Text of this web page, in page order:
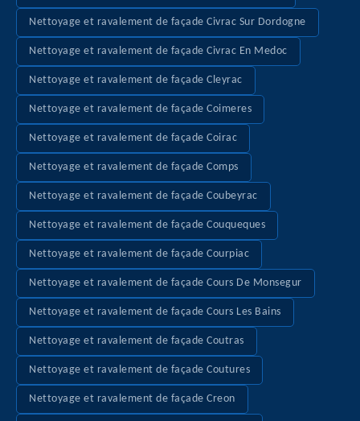
Nettoyage et ravalement de façade Civrac Sur Dordogne
Nettoyage et ravalement de façade Civrac En Medoc
Nettoyage et ravalement de façade Cleyrac
Nettoyage et ravalement de façade Coimeres
Nettoyage et ravalement de façade Coirac
Nettoyage et ravalement de façade Comps
Nettoyage et ravalement de façade Coubeyrac
Nettoyage et ravalement de façade Couqueques
Nettoyage et ravalement de façade Courpiac
Nettoyage et ravalement de façade Cours De Monsegur
Nettoyage et ravalement de façade Cours Les Bains
Nettoyage et ravalement de façade Coutras
Nettoyage et ravalement de façade Coutures
Nettoyage et ravalement de façade Creon